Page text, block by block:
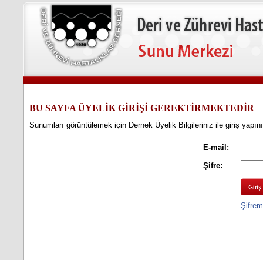
BU SAYFA ÜYELİK GİRİŞİ GEREKTİRMEKTEDİR
Sunumları görüntülemek için Dernek Üyelik Bilgileriniz ile giriş
E-mail:
Şifre: